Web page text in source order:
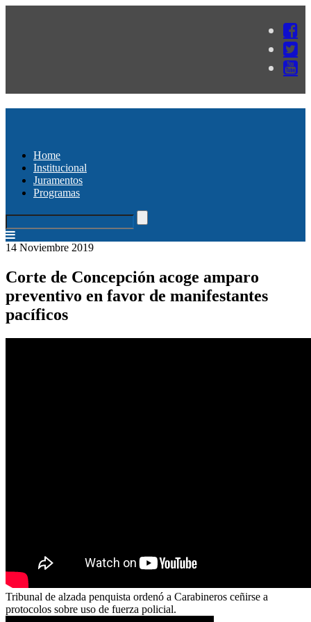
Home
Institucional
Juramentos
Programas
14 Noviembre 2019
Corte de Concepción acoge amparo
preventivo en favor de manifestantes
pacíficos
Tribunal de alzada penquista ordenó a Carabineros ceñirse a
protocolos sobre uso de fuerza policial.